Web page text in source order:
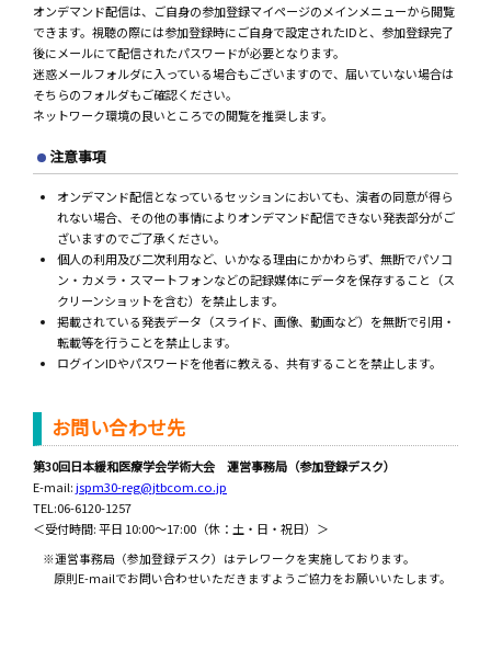
オンデマンド配信は、ご自身の参加登録マイページのメインメニューから閲覧
できます。視聴の際には参加登録時にご自身で設定されたIDと、参加登録完了
後にメールにて配信されたパスワードが必要となります。
迷惑メールフォルダに入っている場合もございますので、届いていない場合は
そちらのフォルダもご確認ください。
ネットワーク環境の良いところでの閲覧を推奨します。
注意事項
オンデマンド配信となっているセッションにおいても、演者の同意が得ら
れない場合、その他の事情によりオンデマンド配信できない発表部分がご
ざいますのでご了承ください。
個人の利用及び二次利用など、いかなる理由にかかわらず、無断でパソコ
ン・カメラ・スマートフォンなどの記録媒体にデータを保存すること（ス
クリーンショットを含む）を禁止します。
掲載されている発表データ（スライド、画像、動画など）を無断で引用・
転載等を行うことを禁止します。
ログインIDやパスワードを他者に教える、共有することを禁止します。
お問い合わせ先
第30回日本緩和医療学会学術大会 運営事務局（参加登録デスク）
E-mail:jspm30-reg@jtbcom.co.jp
TEL:06-6120-1257
＜受付時間: 平日 10:00～17:00（休：土・日・祝日）＞
※運営事務局（参加登録デスク）はテレワークを実施しております。
原則E-mailでお問い合わせいただきますようご協力をお願いいたします。